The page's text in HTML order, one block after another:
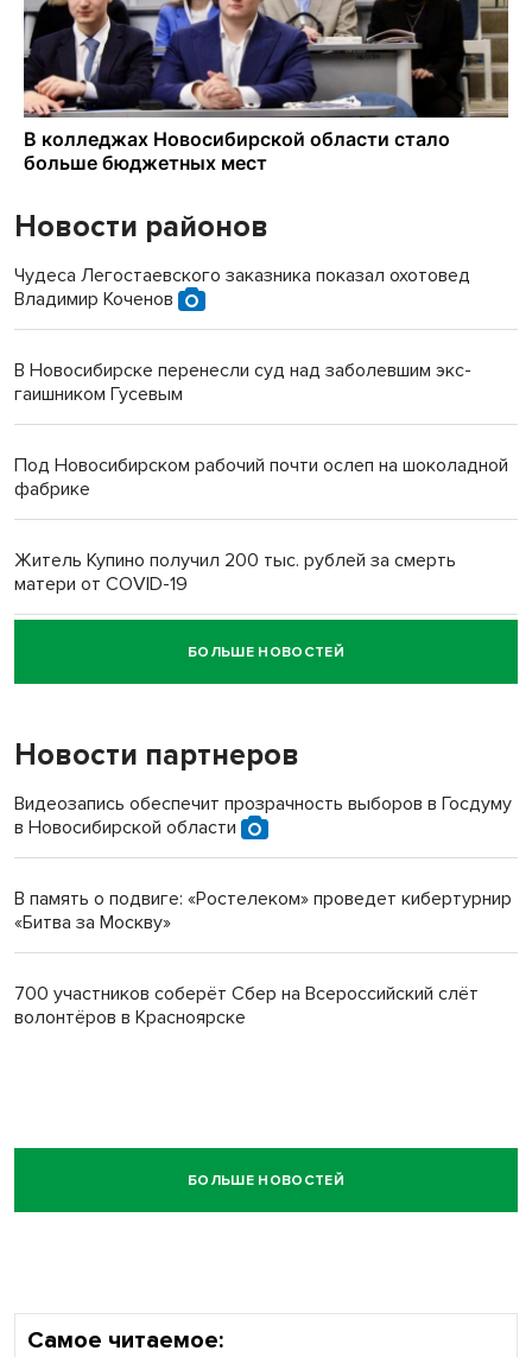
Новости районов
Чудеса Легостаевского заказника показал охотовед
Владимир Коченов
В Новосибирске перенесли суд над заболевшим экс-
гаишником Гусевым
Под Новосибирском рабочий почти ослеп на шоколадной
фабрике
Житель Купино получил 200 тыс. рублей за смерть
матери от COVID-19
Новосибирский суд наказал водителя за смерть
пенсионерки на вокзале
БОЛЬШЕ НОВОСТЕЙ
Новости партнеров
Видеозапись обеспечит прозрачность выборов в Госдуму
в Новосибирской области
В память о подвиге: «Ростелеком» проведет кибертурнир
«Битва за Москву»
700 участников соберёт Сбер на Всероссийский слёт
волонтёров в Красноярске
БОЛЬШЕ НОВОСТЕЙ
Самое читаемое: